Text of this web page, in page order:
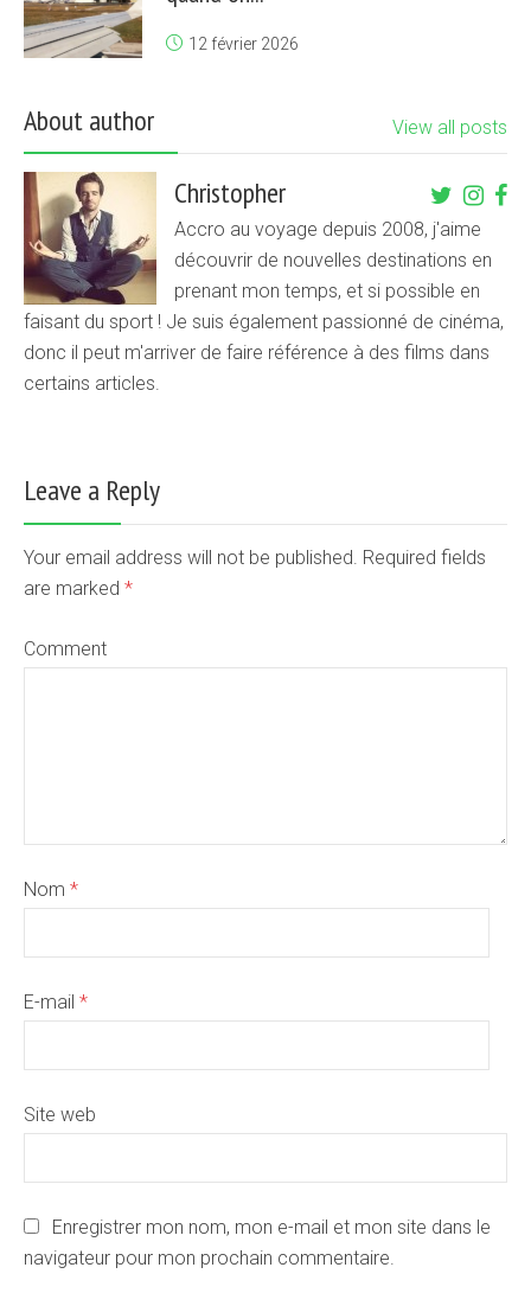
12 février 2026
About author View all posts
Christopher
Accro au voyage depuis 2008, j'aime
découvrir de nouvelles destinations en
prenant mon temps, et si possible en
faisant du sport ! Je suis également passionné de cinéma,
donc il peut m'arriver de faire référence à des films dans
certains articles.
Leave a Reply
Your email address will not be published. Required fields
are marked *
Comment
Nom *
E-mail *
Site web
Enregistrer mon nom, mon e-mail et mon site dans le
navigateur pour mon prochain commentaire.